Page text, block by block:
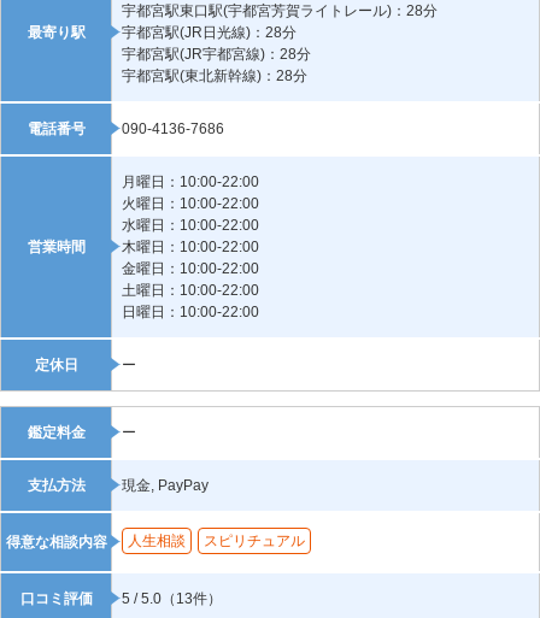
最寄り駅
宇都宮駅東口駅(宇都宮芳賀ライトレール)：28分
宇都宮駅(JR日光線)：28分
宇都宮駅(JR宇都宮線)：28分
宇都宮駅(東北新幹線)：28分
電話番号 090-4136-7686
営業時間
月曜日：10:00-22:00
火曜日：10:00-22:00
水曜日：10:00-22:00
木曜日：10:00-22:00
金曜日：10:00-22:00
土曜日：10:00-22:00
日曜日：10:00-22:00
定休日 ー
鑑定料金 ー
支払方法 現金, PayPay
得意な相談内容 人生相談 スピリチュアル
口コミ評価 5 / 5.0（13件）